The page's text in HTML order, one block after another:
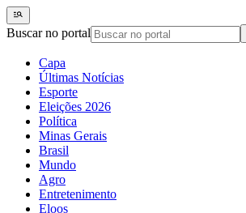
Buscar no portal
Capa
Últimas Notícias
Esporte
Eleições 2026
Política
Minas Gerais
Brasil
Mundo
Agro
Entretenimento
Eloos